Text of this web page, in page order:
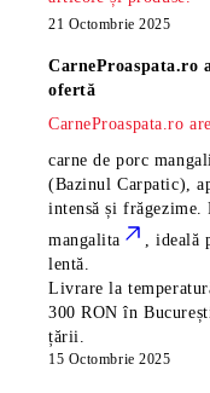
21 Octombrie 2025
CarneProaspata.ro
ofertă
CarneProaspata.ro
carne de porc
(Bazinul Carpatic),
intensă și frăgezime.
mangalita
, ideală
lentă.
Livrare la
300 RON în
țării.
15 Octombrie 2025